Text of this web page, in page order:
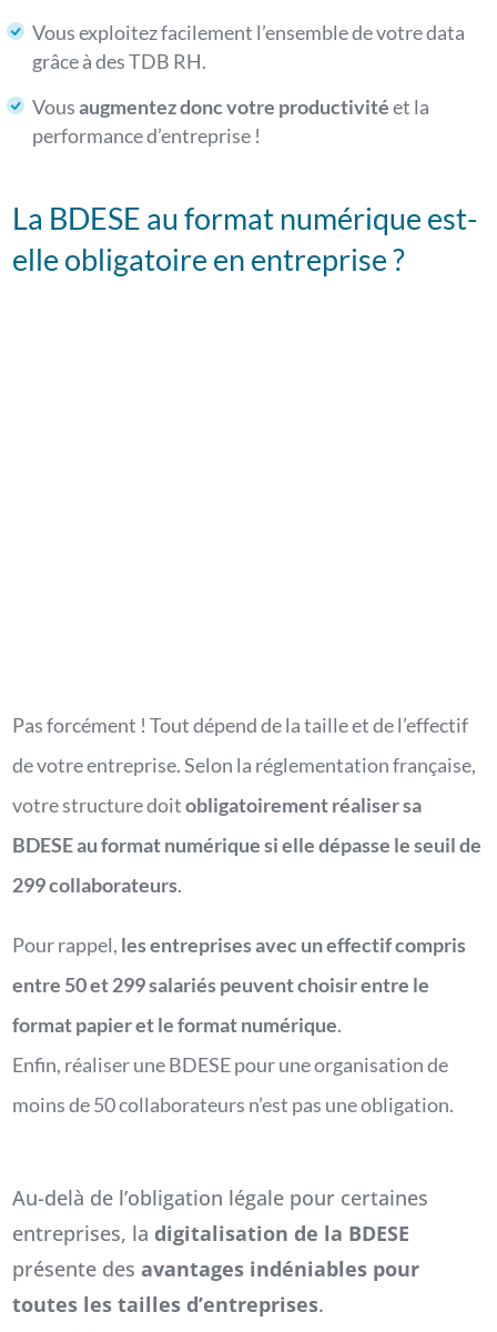
Vous exploitez facilement l’ensemble de votre data
grâce à des TDB RH.
Vousaugmentez donc votre productivitéet la
performance d’entreprise !
La BDESE au format numérique est-
elle obligatoire en entreprise ?
Pas forcément ! Tout dépend de la taille et de l’effectif
de votre entreprise. Selon la réglementation française,
votre structure doitobligatoirement réaliser sa
BDESE au format numérique si elle dépasse le seuil de
299 collaborateurs.
Pour rappel, les entreprises avec un effectif compris
entre 50 et 299 salariés peuvent choisir entre le
format papier et le format numérique.
Enfin, réaliser une BDESE pour une organisation de
moins de 50 collaborateurs n’est pas une obligation.
Au-delà de l’obligation légale pour certaines
entreprises, la digitalisation de la BDESE
présente desavantages indéniables pour
toutes les tailles d’entreprises.